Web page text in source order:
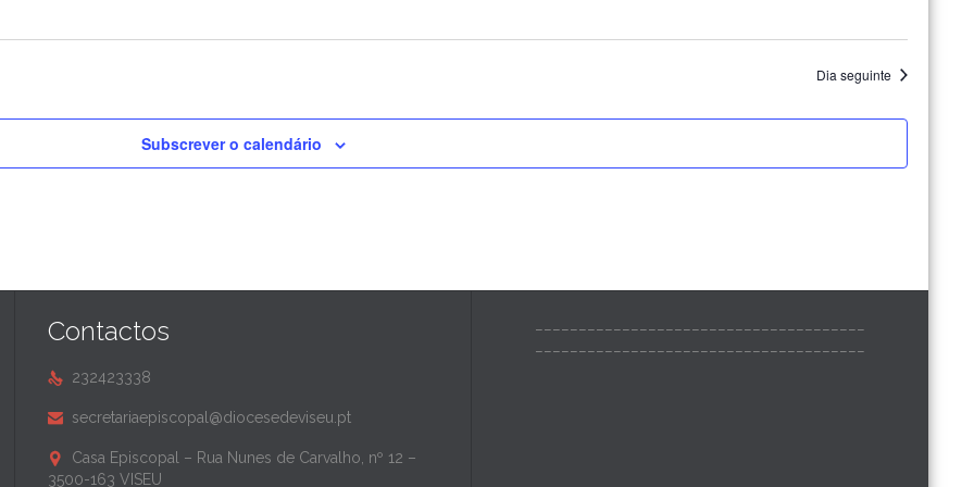
Dia seguinte
Subscrever o calendário
Contactos
 232423338
 secretariaepiscopal@diocesedeviseu.pt

Casa Episcopal – Rua Nunes de Carvalho, nº 12 –
3500-163 VISEU